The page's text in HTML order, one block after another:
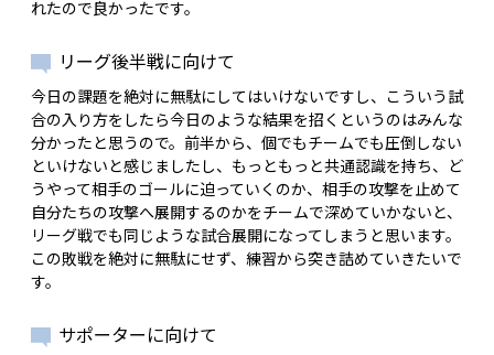
れたので良かったです。
リーグ後半戦に向けて
今日の課題を絶対に無駄にしてはいけないですし、こういう試
合の入り方をしたら今日のような結果を招くというのはみんな
分かったと思うので。前半から、個でもチームでも圧倒しない
といけないと感じましたし、もっともっと共通認識を持ち、ど
うやって相手のゴールに迫っていくのか、相手の攻撃を止めて
自分たちの攻撃へ展開するのかをチームで深めていかないと、
リーグ戦でも同じような試合展開になってしまうと思います。
この敗戦を絶対に無駄にせず、練習から突き詰めていきたいで
す。
サポーターに向けて